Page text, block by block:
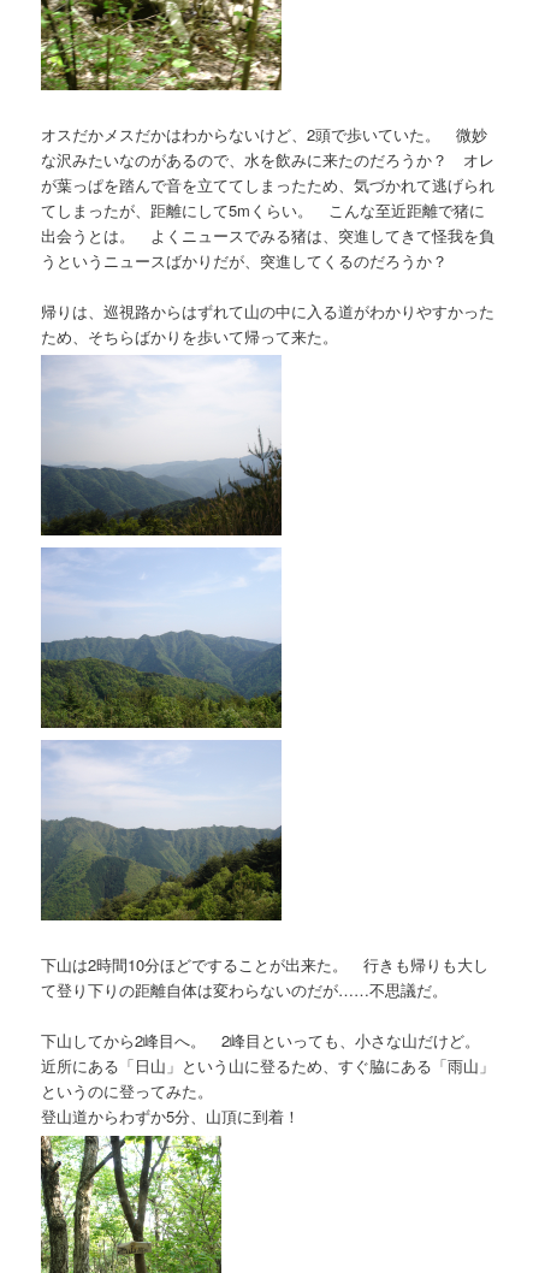
オスだかメスだかはわからないけど、2頭で歩いていた。 微妙
な沢みたいなのがあるので、水を飲みに来たのだろうか？ オレ
が葉っぱを踏んで音を立ててしまったため、気づかれて逃げられ
てしまったが、距離にして5mくらい。 こんな至近距離で猪に
出会うとは。 よくニュースでみる猪は、突進してきて怪我を負
うというニュースばかりだが、突進してくるのだろうか？
帰りは、巡視路からはずれて山の中に入る道がわかりやすかった
ため、そちらばかりを歩いて帰って来た。
下山は2時間10分ほどですることが出来た。 行きも帰りも大し
て登り下りの距離自体は変わらないのだが……不思議だ。
下山してから2峰目へ。 2峰目といっても、小さな山だけど。
近所にある「日山」という山に登るため、すぐ脇にある「雨山」
というのに登ってみた。
登山道からわずか5分、山頂に到着！